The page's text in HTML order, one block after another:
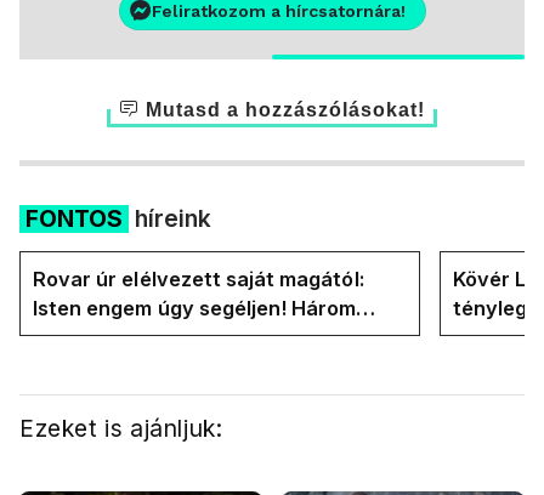
Feliratkozom a hírcsatornára!
Mutasd a hozzászólásokat!
FONTOS híreink
Rovar úr elélvezett saját magától:
Isten engem úgy segéljen! Három
hónapja vagyok miniszterelnök....
Kövér
tényleg
Ezeket is ajánljuk: